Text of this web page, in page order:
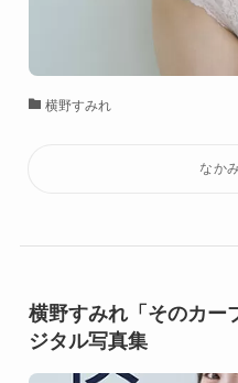
横野すみれ
横野すみれ「そのカー
ジタル写真集